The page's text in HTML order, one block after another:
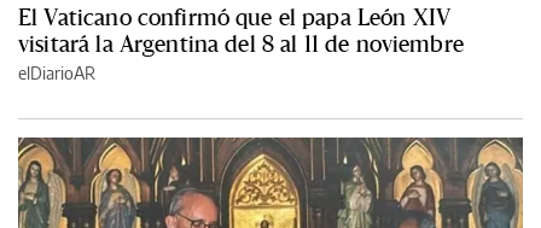
El Vaticano confirmó que el papa León XIV
visitará la Argentina del 8 al 11 de noviembre
elDiarioAR